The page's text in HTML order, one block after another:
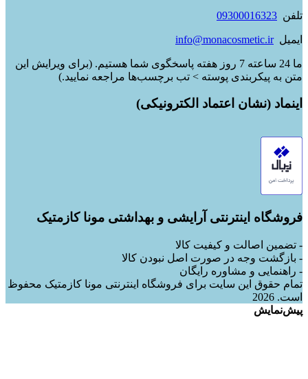
تلفن 09300016323
ایمیلinfo@monacosmetic.ir
ما 24 ساعته 7 روز هفته پاسخگوی شما هستیم. (برای ویرایش این
متن به پیکربندی پوسته > تب برچسب‌ها مراجعه نمایید.)
اینماد (نشان اعتماد الکترونیکی)
فروشگاه اینترنتی آرایشی و بهداشتی مونا کازمتیک
- تضمین اصالت و کیفیت کالا
- بازگشت وجه در صورت اصل نبودن کالا
- راهنمایی و مشاوره رایگان
تمام حقوق این سایت برای فروشگاه اینترنتی مونا کازمتیک محفوظ
است. 2026
پیش‌نمایش